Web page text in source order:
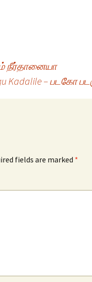
நீர்தானையா
Kadalile – படகோ
fields are marked *